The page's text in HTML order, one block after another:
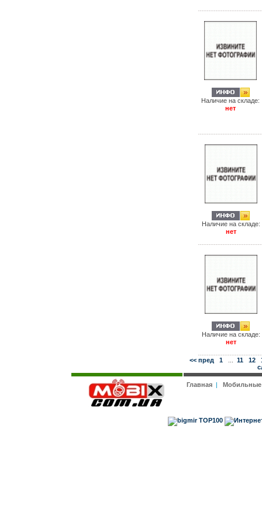
Наличие на складе:
нет
Наличие на складе:
нет
Наличие на складе:
нет
<< пред 1 11 12
Главная|